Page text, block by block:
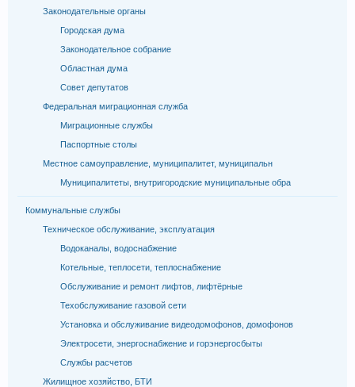
Законодательные органы
Городская дума
Законодательное собрание
Областная дума
Совет депутатов
Федеральная миграционная служба
Миграционные службы
Паспортные столы
Местное самоуправление, муниципалитет, муниципальн
Муниципалитеты, внутригородские муниципальные обра
Коммунальные службы
Техническое обслуживание, эксплуатация
Водоканалы, водоснабжение
Котельные, теплосети, теплоснабжение
Обслуживание и ремонт лифтов, лифтёрные
Техобслуживание газовой сети
Установка и обслуживание видеодомофонов, домофонов
Электросети, энергоснабжение и горэнергосбыты
Службы расчетов
Жилищное хозяйство, БТИ